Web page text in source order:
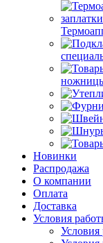
Новинки
Распродажа
О компании
Оплата
Доставка
Условия
Условия